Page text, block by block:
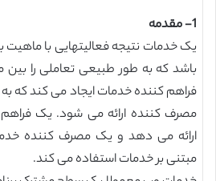
1- مقدمه
یک خدمات نتیجه فعالیتهایی با
باشد که به طور طبیعی تعاملی را
فراهم کننده خدمات ایجاد می کند که
مصرف کننده ارائه می شود. یک
ارائه می دهد و یک مصرف کننده
مبتنی بر خدمات استفاده می کند.